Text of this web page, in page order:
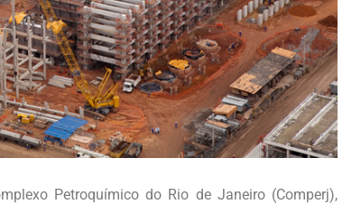
Petroquímico do Rio de Janeiro (Comperj),